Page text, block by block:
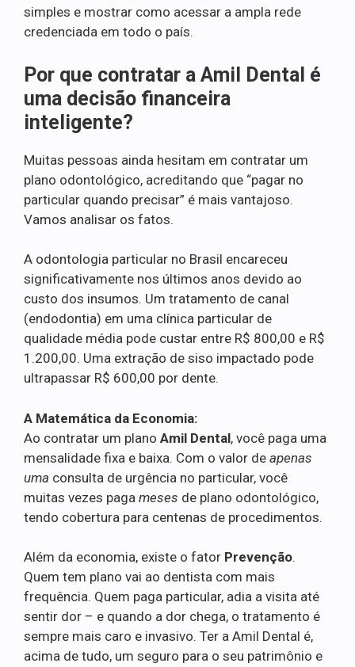
simples e mostrar como acessar a ampla rede
credenciada em todo o país.
Por que contratar a Amil Dental é
uma decisão financeira
inteligente?
Muitas pessoas ainda hesitam em contratar um
plano odontológico, acreditando que “pagar no
particular quando precisar” é mais vantajoso.
Vamos analisar os fatos.
A odontologia particular no Brasil encareceu
significativamente nos últimos anos devido ao
custo dos insumos. Um tratamento de canal
(endodontia) em uma clínica particular de
qualidade média pode custar entre R$ 800,00 e R$
1.200,00. Uma extração de siso impactado pode
ultrapassar R$ 600,00 por dente.
A Matemática da Economia:
Ao contratar um plano Amil Dental, você paga uma
mensalidade fixa e baixa. Com o valor de apenas
uma consulta de urgência no particular, você
muitas vezes paga meses de plano odontológico,
tendo cobertura para centenas de procedimentos.
Além da economia, existe o fator Prevenção.
Quem tem plano vai ao dentista com mais
frequência. Quem paga particular, adia a visita até
sentir dor – e quando a dor chega, o tratamento é
sempre mais caro e invasivo. Ter a Amil Dental é,
acima de tudo, um seguro para o seu patrimônio e